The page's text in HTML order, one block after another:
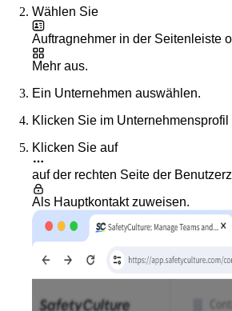
Wählen Sie
Auftragnehmer in der Seitenleiste
Mehr aus.
Ein Unternehmen auswählen.
Klicken Sie im
Klicken Sie auf
auf der rechten Seite der
Als Hauptkontakt zuweisen.